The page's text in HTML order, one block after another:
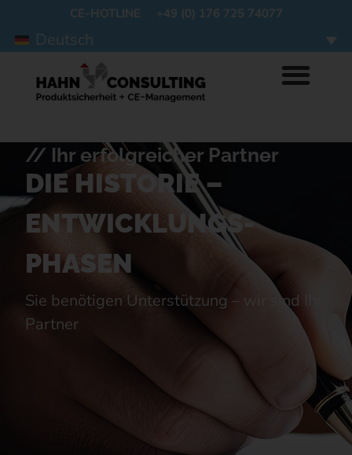
CE-HOTLINE +49 (0) 176 725 74077
Deutsch
// Ihr erfolgreicher Partner
DIE HISTORIE –
ENTWICKLUNGS­
PHASEN
Sie benötigen Unterstützung – wir sind Ihr
Partner